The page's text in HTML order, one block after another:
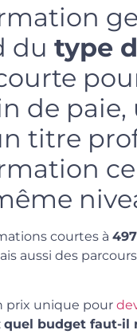
du type
de paie,
titre
courtes à
aussi des
prix unique pour
quel budget faut-il